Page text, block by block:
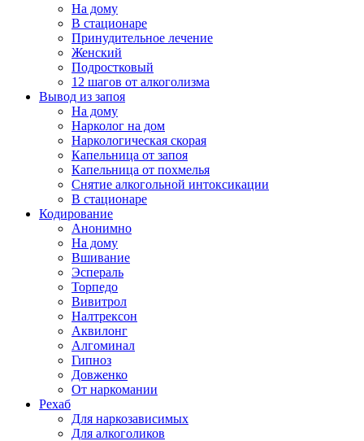
На дому
В стационаре
Принудительное лечение
Женский
Подростковый
12 шагов от алкоголизма
Вывод из запоя
На дому
Нарколог на дом
Наркологическая скорая
Капельница от запоя
Капельница от похмелья
Снятие алкогольной интоксикации
В стационаре
Кодирование
Анонимно
На дому
Вшивание
Эспераль
Торпедо
Вивитрол
Налтрексон
Аквилонг
Алгоминал
Гипноз
Довженко
От наркомании
Рехаб
Для наркозависимых
Для алкоголиков